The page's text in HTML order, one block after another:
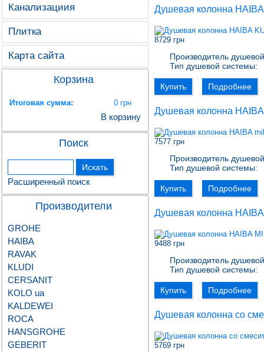
Канализациия
Плитка
Карта сайта
Корзина
Итоговая сумма: 0 грн
В корзину
Поиск
Расширенный поиск
Производители
GROHE
HAIBA
RAVAK
KLUDI
CERSANIT
KOLO ua
KALDEWEI
ROCA
HANSGROHE
GEBERIT
Душевая колонна
8729 грн
Производитель
Тип душевой системы:
Купить Подробнее
Душевая колонна
7577 грн
Производитель
Тип душевой системы:
Купить Подробнее
Душевая колонна
9488 грн
Производитель
Тип душевой системы:
Купить Подробнее
Душевая колонна со
5769 грн